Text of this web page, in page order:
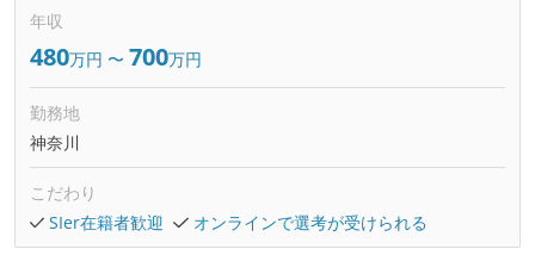
年収
480万円 〜 700万円
勤務地
神奈川
こだわり
SIer在籍者歓迎
オンラインで選考が受けられる